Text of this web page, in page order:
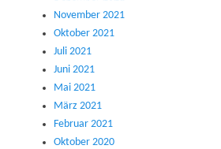
November 2021
Oktober 2021
Juli 2021
Juni 2021
Mai 2021
März 2021
Februar 2021
Oktober 2020